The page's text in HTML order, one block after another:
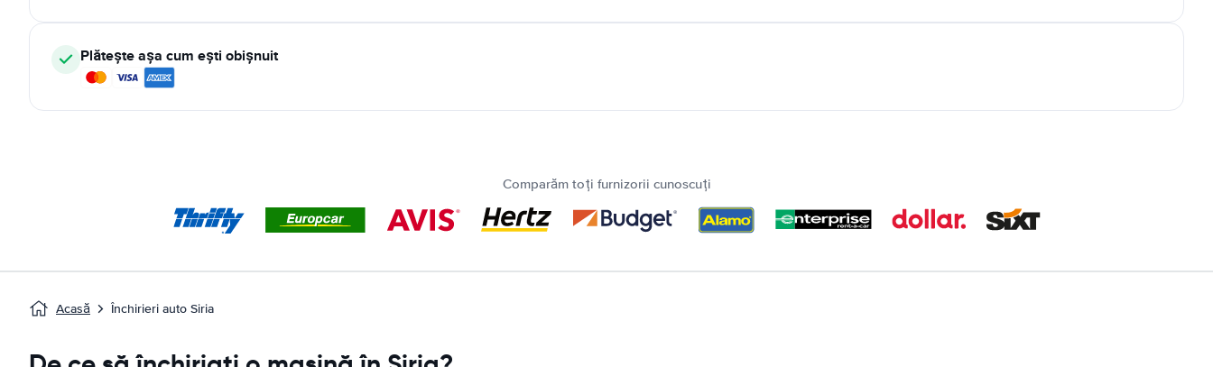
Plătește așa cum ești obișnuit
Comparăm toți furnizorii cunoscuți
Acasă Închirieri auto Siria